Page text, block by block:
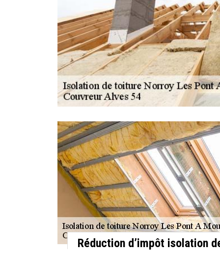
Réduction d’impôt isolation